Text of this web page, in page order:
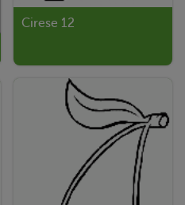
Cirese 12